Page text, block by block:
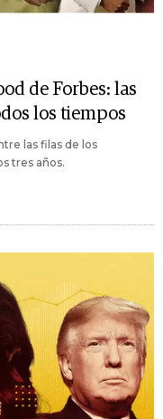
de Forbes: las
los tiempos
las filas de los
tres años.